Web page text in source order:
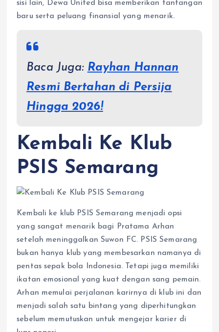
sisi lain, Dewa United bisa memberikan tantangan
baru serta peluang finansial yang menarik.
Baca Juga: Rayhan Hannan
Resmi Bertahan di Persija
Hingga 2026!
Kembali Ke Klub
PSIS Semarang
​Kembali ke klub PSIS Semarang menjadi opsi
yang sangat menarik bagi Pratama Arhan
setelah meninggalkan Suwon FC. PSIS Semarang
bukan hanya klub yang membesarkan namanya di
pentas sepak bola Indonesia. Tetapi juga memiliki
ikatan emosional yang kuat dengan sang pemain.
Arhan memulai perjalanan karirnya di klub ini dan
menjadi salah satu bintang yang diperhitungkan
sebelum memutuskan untuk mengejar karier di